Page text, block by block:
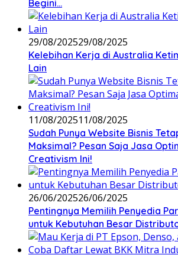
Begini…
29/08/202529/08/2025
Kelebihan Kerja di Australia
Lain
11/08/202511/08/2025
Sudah Punya Website Bisnis
Maksimal? Pesan Saja Jasa
Creativism Ini!
26/06/202526/06/2025
Pentingnya Memilih Penyedia
untuk Kebutuhan Besar